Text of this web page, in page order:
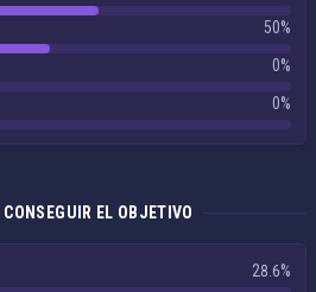
50%
0%
0%
EL OBJETIVO
28.6%